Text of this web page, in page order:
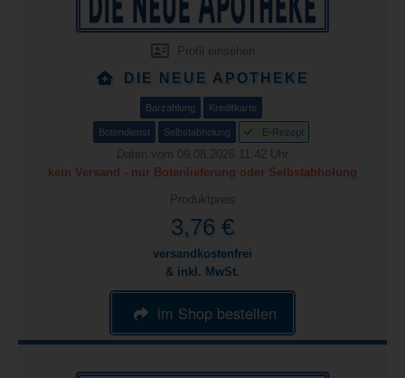
Profil einsehen
DIE NEUE APOTHEKE
Barzahlung Kreditkarte
Botendienst Selbstabholung E-Rezept
Daten vom 09.08.2026 11:42 Uhr
kein Versand - nur Botenlieferung oder Selbstabholung
Produktpreis
3,76 €
versandkostenfrei
& inkl. MwSt.
im Shop bestellen